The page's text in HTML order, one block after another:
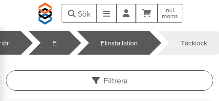
Hoppa till huvudinnehåll
Sök Meny Kundvagn
Inkl.
moms
El Elinstallation Täcklock
Filtrera